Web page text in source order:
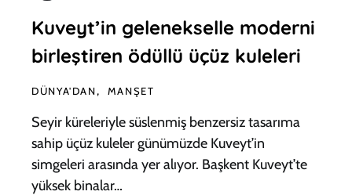
Kuveyt’in gelenekselle moderni
birleştiren ödüllü üçüz kuleleri
DÜNYA'DAN MANŞET
Seyir küreleriyle süslenmiş benzersiz tasarıma
sahip üçüz kuleler günümüzde Kuveyt’in
simgeleri arasında yer alıyor. Başkent Kuveyt’te
yüksek binalar…